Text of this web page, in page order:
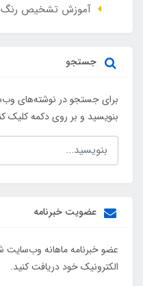
آموزش تشخیص رنگ
جستجو
برای جستجو در نوشته‌های
بنویسید و بر روی دکمه کلیک
عضویت خبرنامه
عضو خبرنامه ماهانه وب‌سایت
الکترونیک خود دریافت کنید.